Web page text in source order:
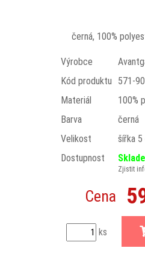
černá, 100%
Výrobce
Kód produktu
571-
Materiál
100%
Barva
černá
Velikost
šířka 5
Dostupnost
Zjistit
Cena
ks